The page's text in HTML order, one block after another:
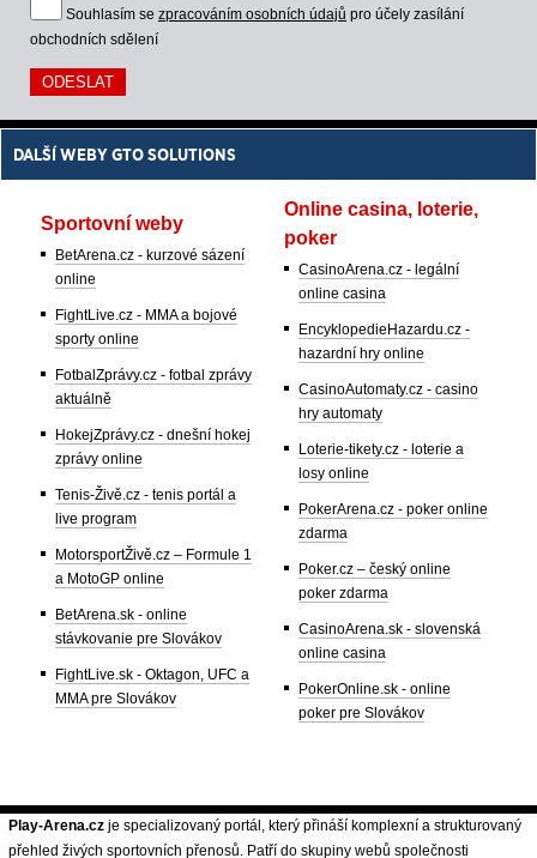
Souhlasím se zpracováním osobních údajů pro účely zasílání
obchodních sdělení
DALŠÍ WEBY GTO SOLUTIONS
Sportovní weby
BetArena.cz - kurzové sázení
online
FightLive.cz - MMA a bojové
sporty online
FotbalZprávy.cz - fotbal zprávy
aktuálně
HokejZprávy.cz - dnešní hokej
zprávy online
Tenis-Živě.cz - tenis portál a
live program
MotorsportŽivě.cz – Formule 1
a MotoGP online
BetArena.sk - online
stávkovanie pre Slovákov
FightLive.sk - Oktagon, UFC a
MMA pre Slovákov
Online casina, loterie,
poker
CasinoArena.cz - legální
online casina
EncyklopedieHazardu.cz -
hazardní hry online
CasinoAutomaty.cz - casino
hry automaty
Loterie-tikety.cz - loterie a
losy online
PokerArena.cz - poker online
zdarma
Poker.cz – český online
poker zdarma
CasinoArena.sk - slovenská
online casina
PokerOnline.sk - online
poker pre Slovákov
Play-Arena.cz je specializovaný portál, který přináší komplexní a strukturovaný
přehled živých sportovních přenosů. Patří do skupiny webů společnosti